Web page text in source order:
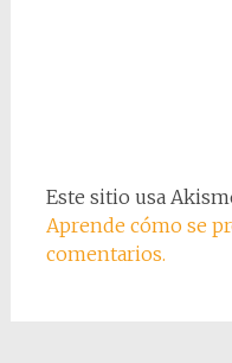
Este sitio usa
Aprende cómo se
comentarios.